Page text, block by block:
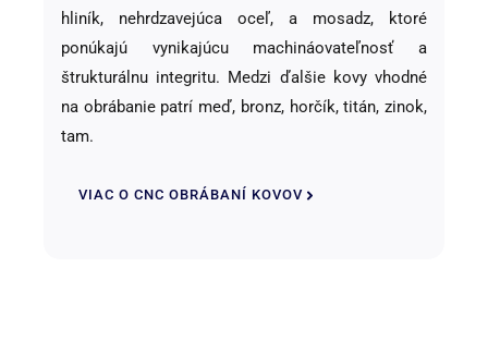
hliník, nehrdzavejúca oceľ, a mosadz, ktoré
ponúkajú vynikajúcu machináovateľnosť a
štrukturálnu integritu. Medzi ďalšie kovy vhodné
na obrábanie patrí meď, bronz, horčík, titán, zinok,
tam.
VIAC O CNC OBRÁBANÍ KOVOV